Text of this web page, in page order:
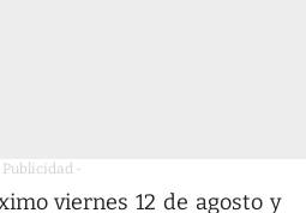
Publicidad -
viernes 12 de agosto y